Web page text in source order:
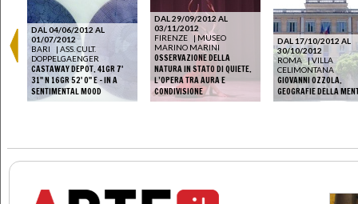
DAL 04/06/2012 AL
01/07/2012
BARI
| ASS. CULT.
DOPPELGAENGER
CASTAWAY DEPOT. 41GR 7'
31'' N 16GR 52' 0'' E - IN A
SENTIMENTAL MOOD
DAL 29/09/2012 AL
03/11/2012
FIRENZE
| MUSEO
MARINO MARINI
OSSERVAZIONE DELLA
NATURA IN STATO DI QUIETE.
L’OPERA TRA AURA E
CONDIVISIONE
DAL 17/10/2012 AL
30/10/2012
ROMA |VILLA
CELIMONTANA
GIOVANNI OZZOLA.
GEOGRAFIE DELLA